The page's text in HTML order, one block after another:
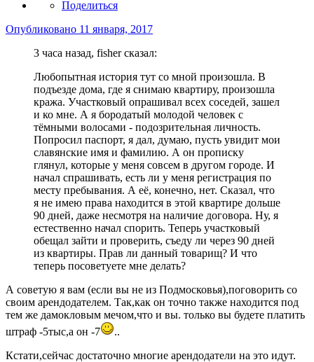
Поделиться
Опубликовано 11 января, 2017
3 часа назад, fisher сказал:
Любопытная история тут со мной произошла. В
подъезде дома, где я снимаю квартиру, произошла
кража. Участковый опрашивал всех соседей, зашел
и ко мне. А я бородатый молодой человек с
тёмными волосами - подозрительная личность.
Попросил паспорт, я дал, думаю, пусть увидит мои
славянские имя и фамилию. А он прописку
глянул, которые у меня совсем в другом городе. И
начал спрашивать, есть ли у меня регистрация по
месту пребывания. А её, конечно, нет. Сказал, что
я не имею права находится в этой квартире дольше
90 дней, даже несмотря на наличие договора. Ну, я
естественно начал спорить. Теперь участковый
обещал зайти и проверить, съеду ли через 90 дней
из квартиры. Прав ли данный товарищ? И что
теперь посоветуете мне делать?
А советую я вам (если вы не из Подмосковья),поговорить со
своим арендодателем. Так,как он точно также находится под
тем же дамокловым мечом,что и вы. только вы будете платить
штраф -5тыс,а он -7
..
Кстати,сейчас достаточно многие арендодатели на это идут.